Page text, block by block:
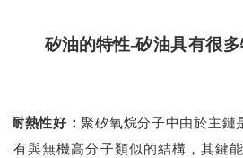
矽油的特性-矽油具有很多
耐熱性好：聚矽氧烷分子中由於主鏈
有與無機高分子類似的結構，其鍵